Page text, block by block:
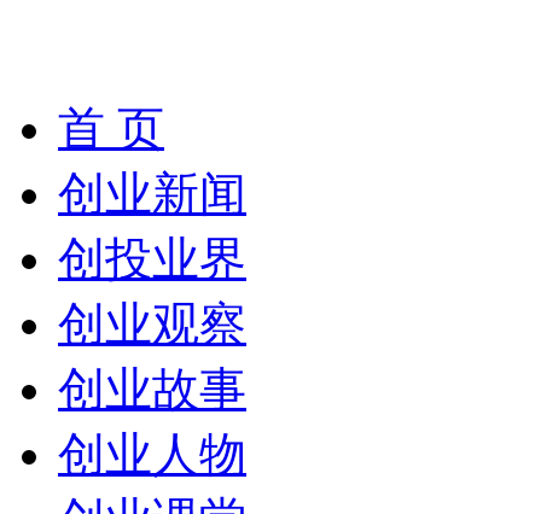
首 页
创业新闻
创投业界
创业观察
创业故事
创业人物